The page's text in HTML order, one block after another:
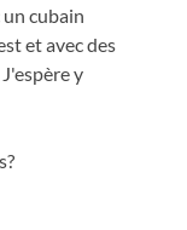
cubain
et avec des
y